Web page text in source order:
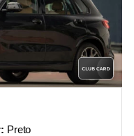
Preto